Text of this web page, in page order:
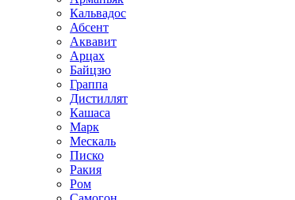
Кальвадос
Абсент
Аквавит
Арцах
Байцзю
Граппа
Дистиллят
Кашаса
Марк
Мескаль
Писко
Ракия
Ром